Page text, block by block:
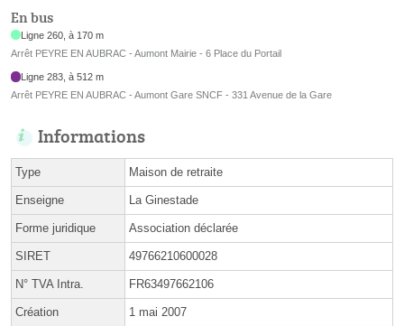
En bus
Ligne 260, à 170 m
Arrêt PEYRE EN AUBRAC - Aumont Mairie - 6 Place du Portail
Ligne 283, à 512 m
Arrêt PEYRE EN AUBRAC - Aumont Gare SNCF - 331 Avenue de la Gare
Informations
Type Maison de retraite
Enseigne La Ginestade
Forme juridique Association déclarée
SIRET 49766210600028
N° TVA Intra. FR63497662106
Création 1 mai 2007